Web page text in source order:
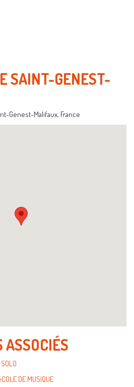
SAINT-GENEST-
Genest-Malifaux, France
ASSOCIÉS
DE MUSIQUE